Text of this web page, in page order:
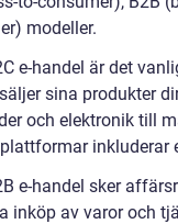
modeller.
e-handel är det
sina produkter
och elektronik till
inkluderar
e-handel sker
inköp av varor och